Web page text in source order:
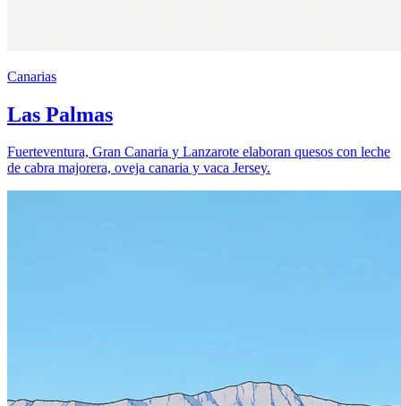
Canarias
Las Palmas
Fuerteventura, Gran Canaria y Lanzarote elaboran quesos con leche
de cabra majorera, oveja canaria y vaca Jersey.